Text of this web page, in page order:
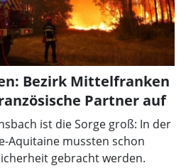
Bezirk Mittelfranken
Partner auf
ist die Sorge groß: In der
Aquitaine mussten schon
gebracht werden.